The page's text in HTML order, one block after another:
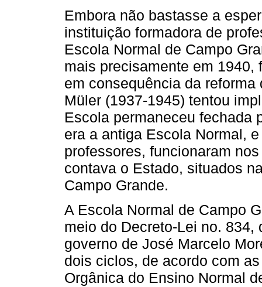
Embora não bastasse a
instituição formadora de
Escola Normal de Campo
mais precisamente em
em consequência da
Müler (1937-1945) tentou
Escola permaneceu fechada
era a antiga Escola Normal,
professores, funcionaram
contava o Estado, situados
Campo Grande.
A Escola Normal de Campo
meio do Decreto-Lei no.
governo de José Marcelo
dois ciclos, de acordo com
Orgânica do Ensino Normal